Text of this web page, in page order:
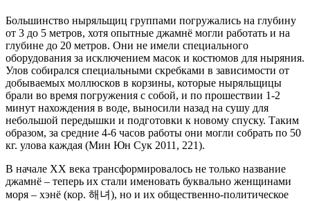
Большинство ныряльщиц группами погружались на глубину
от 3 до 5 метров, хотя опытные джамнё могли работать и на
глубине до 20 метров. Они не имели специального
оборудования за исключением масок и костюмов для ныряния.
Улов собирался специальными скребками в зависимости от
добываемых моллюсков в корзины, которые ныряльщицы
брали во время погружения с собой, и по прошествии 1-2
минут нахождения в воде, выносили назад на сушу для
небольшой передышки и подготовки к новому спуску. Таким
образом, за средние 4-6 часов работы они могли собрать по 50
кг. улова каждая (Мин Юн Сук 2011, 221).
В начале XX века трансформировалось не только название
джамнё – теперь их стали именовать буквально женщинами
моря – хэнё (кор. 해녀), но и их общественно-политическое